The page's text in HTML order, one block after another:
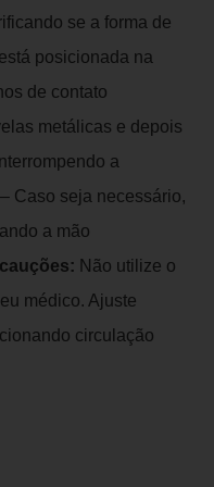
se a forma de
posicionada na
de contato
metálicas e depois
a
Caso seja necessário,
a mão
Não utilize o
médico. Ajuste
circulação